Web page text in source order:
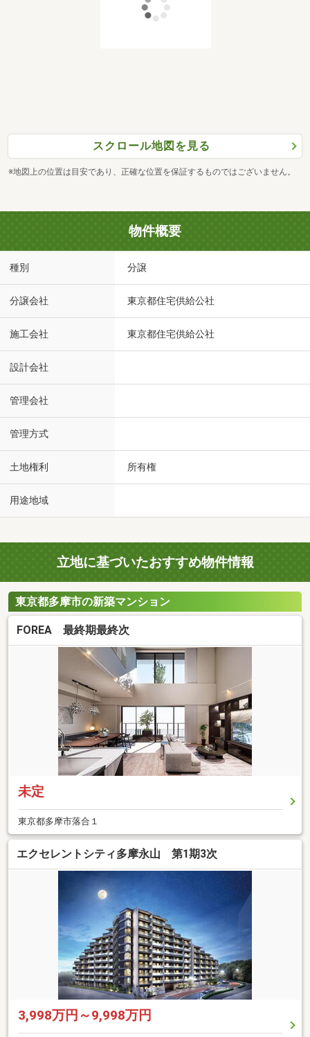
スクロール地図を見る
※地図上の位置は目安であり、正確な位置を保証するものではございません。
物件概要
種別 分譲
分譲会社 東京都住宅供給公社
施工会社 東京都住宅供給公社
設計会社
管理会社
管理方式
土地権利 所有権
用途地域
立地に基づいたおすすめ物件情報
東京都多摩市の新築マンション
FOREA 最終期最終次
未定
東京都多摩市落合１
エクセレントシティ多摩永山 第1期3次
3,998万円～9,998万円